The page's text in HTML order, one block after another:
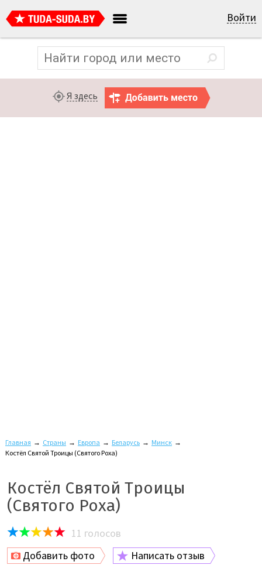
Войти
Я здесь
Главная → Страны → Европа → Беларусь → Минск →
Костёл Святой Троицы (Святого Роха)
Костёл Святой Троицы
(Святого Роха)
11 голосов
Добавить фото
Написать отзыв